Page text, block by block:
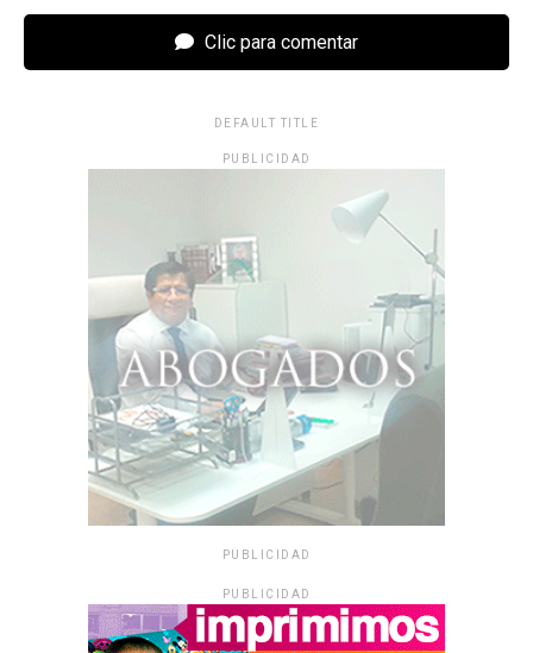
Clic para comentar
DEFAULT TITLE
PUBLICIDAD
PUBLICIDAD
PUBLICIDAD